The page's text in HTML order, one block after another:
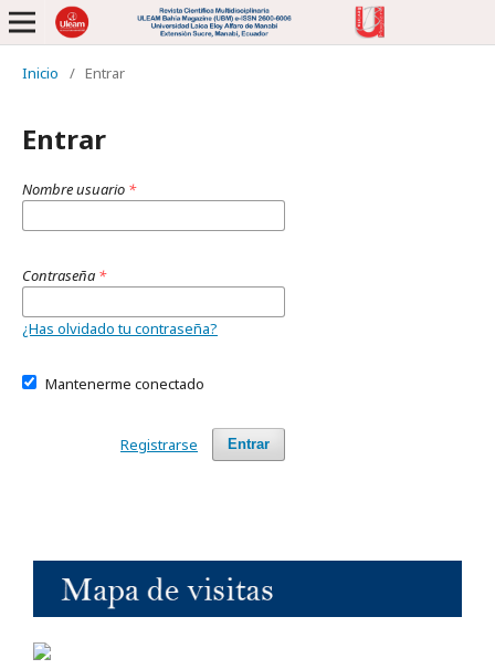
Inicio / Entrar
Entrar
Nombre usuario *
Contraseña *
¿Has olvidado tu contraseña?
Mantenerme conectado
Entrar
Registrarse